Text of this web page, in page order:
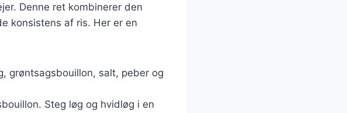
Denne ret kombinerer den
konsistens af ris. Her er en
grøntsagsbouillon, salt, peber og
Steg løg og hvidløg i en